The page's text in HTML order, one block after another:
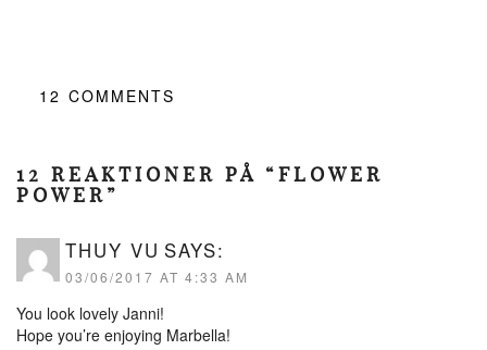
12 COMMENTS
12 REAKTIONER PÅ “FLOWER
POWER”
THUY VU SAYS:
03/06/2017 AT 4:33 AM
You look lovely Janni!
Hope you’re enjoying Marbella!